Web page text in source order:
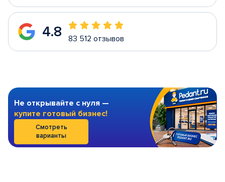
4.8 83 512 отзывов
Не открывайте с нуля —
купите готовый бизнес!
Смотреть
варианты